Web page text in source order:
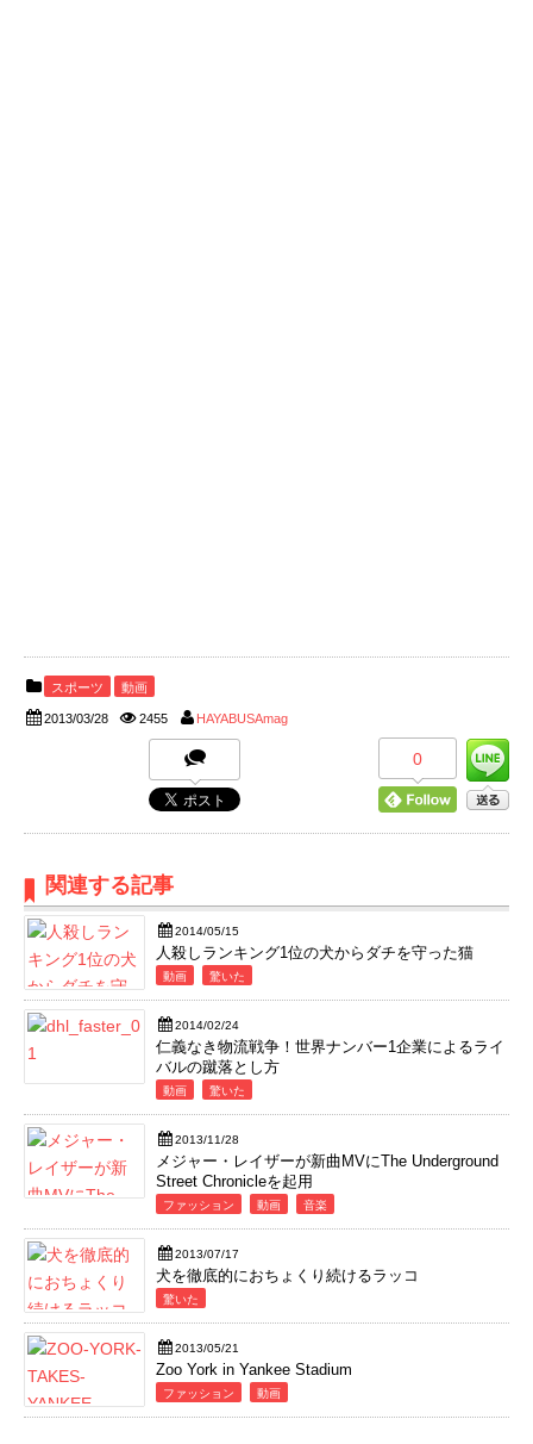
スポーツ 動画
2013/03/28 2455 HAYABUSAmag
0
関連する記事
2014/05/15
人殺しランキング1位の犬からダチを守った猫
動画 驚いた
2014/02/24
仁義なき物流戦争！世界ナンバー1企業によるライ
バルの蹴落とし方
動画 驚いた
2013/11/28
メジャー・レイザーが新曲MVにThe Underground
Street Chronicleを起用
ファッション 動画 音楽
2013/07/17
犬を徹底的におちょくり続けるラッコ
驚いた
2013/05/21
Zoo York in Yankee Stadium
ファッション 動画